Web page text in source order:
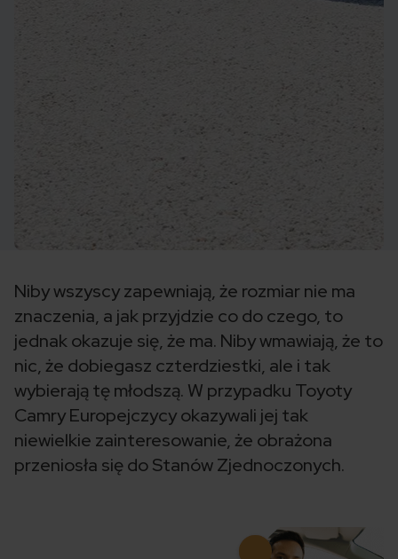
Niby wszyscy zapewniają, że rozmiar nie ma
znaczenia, a jak przyjdzie co do czego, to
jednak okazuje się, że ma. Niby wmawiają, że to
nic, że dobiegasz czterdziestki, ale i tak
wybierają tę młodszą. W przypadku Toyoty
Camry Europejczycy okazywali jej tak
niewielkie zainteresowanie, że obrażona
przeniosła się do Stanów Zjednoczonych.